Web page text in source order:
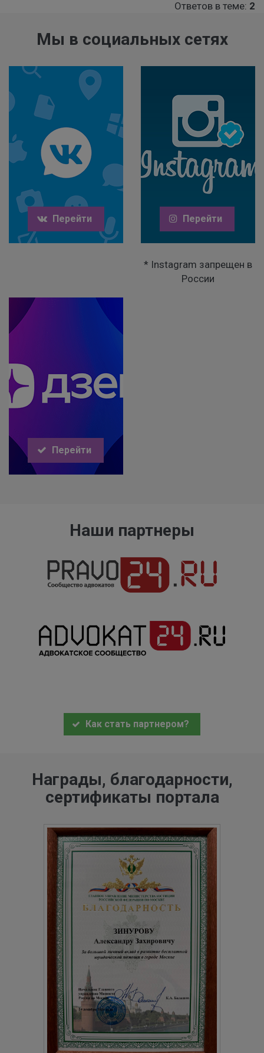
Ответов в теме: 2
Мы в социальных сетях
Перейти Перейти
* Instagram запрещен в
России
Перейти
Наши партнеры
Как стать партнером?
Награды, благодарности,
сертификаты портала